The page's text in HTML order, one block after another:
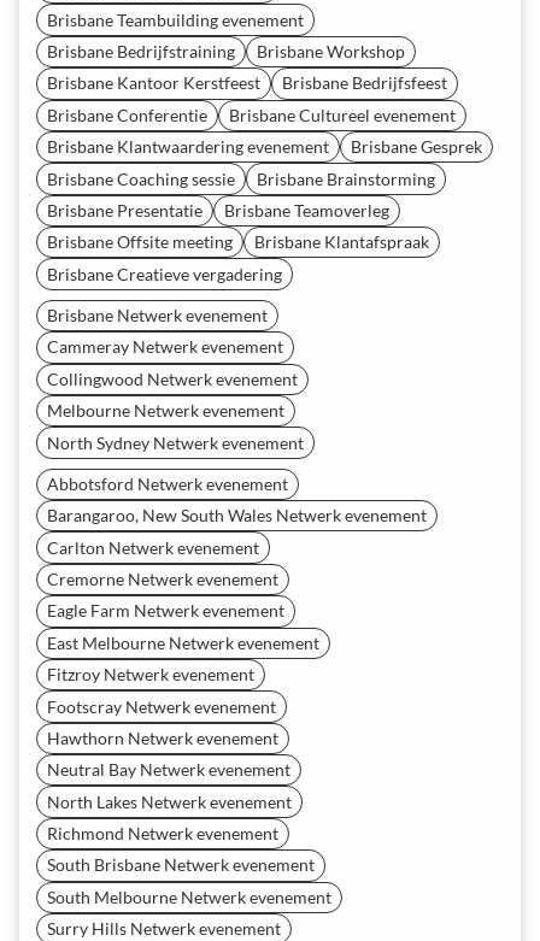
Brisbane Teambuilding evenement
Brisbane Bedrijfstraining
Brisbane Workshop
Brisbane Kantoor Kerstfeest
Brisbane Bedrijfsfeest
Brisbane Conferentie
Brisbane Cultureel evenement
Brisbane Klantwaardering evenement
Brisbane Gesprek
Brisbane Coaching sessie
Brisbane Brainstorming
Brisbane Presentatie
Brisbane Teamoverleg
Brisbane Offsite meeting
Brisbane Klantafspraak
Brisbane Creatieve vergadering
Brisbane Netwerk evenement
Cammeray Netwerk evenement
Collingwood Netwerk evenement
Melbourne Netwerk evenement
North Sydney Netwerk evenement
Abbotsford Netwerk evenement
Barangaroo, New South Wales Netwerk evenement
Carlton Netwerk evenement
Cremorne Netwerk evenement
Eagle Farm Netwerk evenement
East Melbourne Netwerk evenement
Fitzroy Netwerk evenement
Footscray Netwerk evenement
Hawthorn Netwerk evenement
Neutral Bay Netwerk evenement
North Lakes Netwerk evenement
Richmond Netwerk evenement
South Brisbane Netwerk evenement
South Melbourne Netwerk evenement
Surry Hills Netwerk evenement